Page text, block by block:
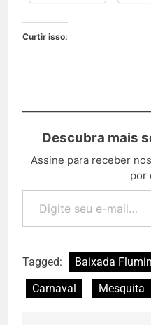
Curtir isso:
Descubra mais
Assine para receber
por
Tagged: Baixada
Carnaval
Mesquita